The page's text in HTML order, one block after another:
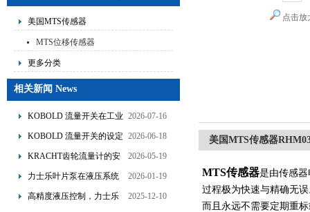
美国MTS传感器
MTS位移传感器
更多分类
相关新闻 News
KOBOLD 流量开关在工业
管道水流量监测中的应用
2026-07-16
KOBOLD 流量开关的设定
流量调节与刻度指示
2026-06-18
KRACHT齿轮流量计的安
装要求：直管段、过滤器
2026-05-19
力士乐叶片泵在液压系统
中的应用分析
2026-01-19
高精度液压控制，力士乐
2025-12-10
点击放
美国MTS传感器
MTS传感器是由传感
过程极为快速与精确无
而且永远不需要定期重